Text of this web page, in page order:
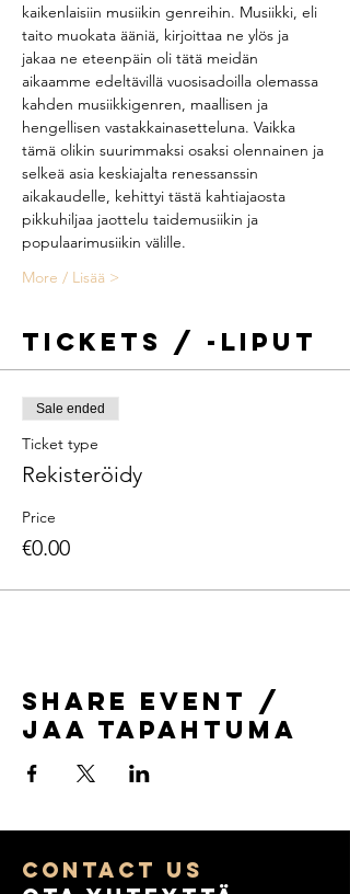
kaikenlaisiin musiikin genreihin. Musiikki, eli
taito muokata ääniä, kirjoittaa ne ylös ja
jakaa ne eteenpäin oli tätä meidän
aikaamme edeltävillä vuosisadoilla olemassa
kahden musiikkigenren, maallisen ja
hengellisen vastakkainasetteluna. Vaikka
tämä olikin suurimmaksi osaksi olennainen ja
selkeä asia keskiajalta renessanssin
aikakaudelle, kehittyi tästä kahtiajaosta
pikkuhiljaa jaottelu taidemusiikin ja
populaarimusiikin välille.
More / Lisää >
Tickets / -Liput
Sale ended
Ticket type
Rekisteröidy
Price
€0.00
Share Event /
Jaa tapahtuma
COntact us